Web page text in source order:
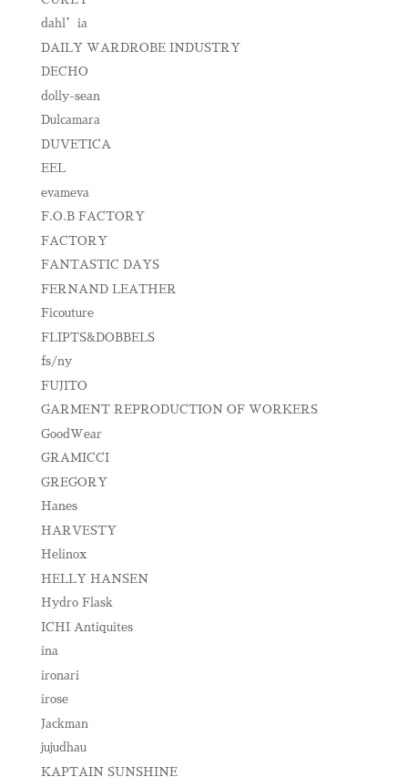
dahl’ia
DAILY WARDROBE INDUSTRY
DECHO
dolly-sean
Dulcamara
DUVETICA
EEL
evameva
F.O.B FACTORY
FACTORY
FANTASTIC DAYS
FERNAND LEATHER
Ficouture
FLIPTS&DOBBELS
fs/ny
FUJITO
GARMENT REPRODUCTION OF WORKERS
GoodWear
GRAMICCI
GREGORY
Hanes
HARVESTY
Helinox
HELLY HANSEN
Hydro Flask
ICHI Antiquites
ina
ironari
irose
Jackman
jujudhau
KAPTAIN SUNSHINE